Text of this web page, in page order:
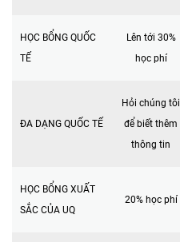
HỌC BỔNG QUỐC
TẾ
Lên tới 30%
học phí
ĐA DẠNG QUỐC TẾ
Hỏi chúng tôi
để biết thêm
thông tin
HỌC BỔNG XUẤT
SẮC CỦA UQ
20% học phí